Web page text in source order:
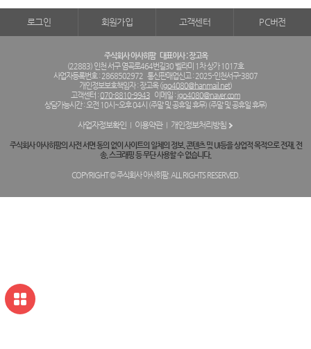
로그인 회원가입 고객센터 PC버전
주식회사 아사히팜 대표이사 : 장고옥
(22883) 인천 서구 염곡로464번길30 벨라미 1차 상가 1017호
사업자등록번호 : 2868502972 통신판매업신고 : 2025-인천서구-3807
개인정보보호책임자 : 장고옥 (jgo4080@hanmail.net)
고객센터 :070-8810-9943 이메일 : jgo4080@naver.com
상담가능시간 : 오전 10시~오후 04시 (주말 및 공휴일 휴무) (주말 및 공휴일 휴무)
사업자정보확인 이용약관 개인정보처리방침
주식회사 아사히팜의 사전 서면 동의 없이 사이트의 일체의 정보, 콘텐츠 및 UI등을 상업적 목적으로 전재, 전
송, 스크래핑 등 무단 사용할 수 없습니다.
COPYRIGHT © 주식회사 아사히팜. ALL RIGHTS RESERVED.